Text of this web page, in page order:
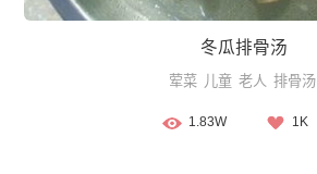
冬瓜排骨汤
荤菜 儿童 老人 排骨汤
1.83W 1K